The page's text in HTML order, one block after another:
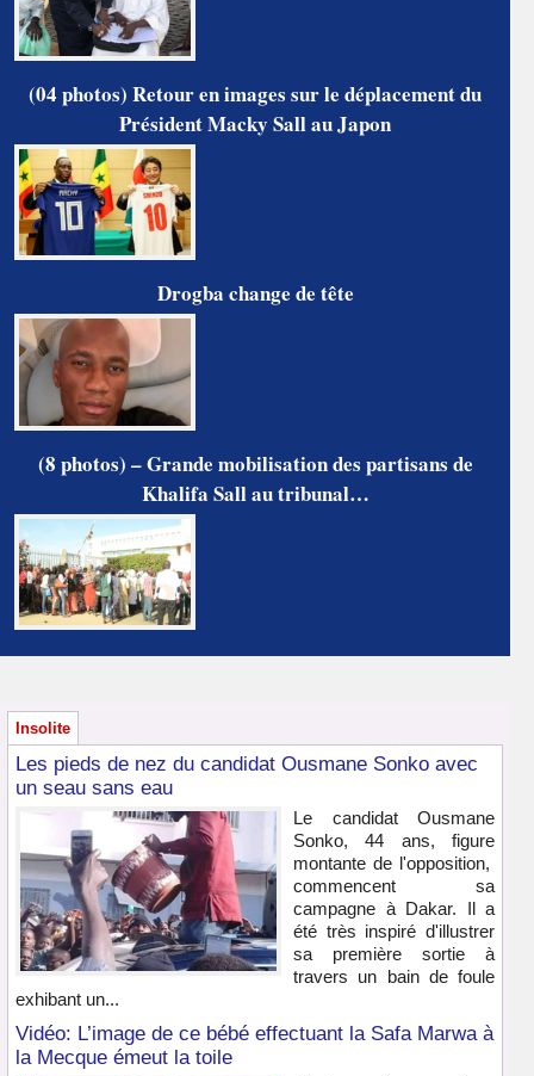
(04 photos) Retour en images sur le déplacement du
Président Macky Sall au Japon
Drogba change de tête
(8 photos) – Grande mobilisation des partisans de
Khalifa Sall au tribunal…
Insolite
Les pieds de nez du candidat Ousmane Sonko avec
un seau sans eau
Le candidat Ousmane
Sonko, 44 ans, figure
montante de l'opposition,
commencent sa
campagne à Dakar. Il a
été très inspiré d'illustrer
sa première sortie à
travers un bain de foule
exhibant un...
Vidéo: L’image de ce bébé effectuant la Safa Marwa à
la Mecque émeut la toile